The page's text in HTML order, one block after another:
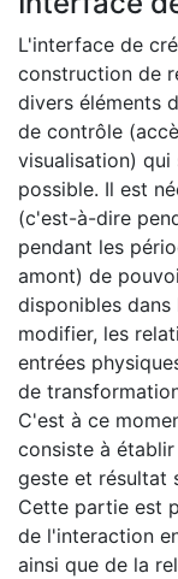
L'interface de
construction de
divers éléments
de contrôle
visualisation)
possible. Il est
(c'est-à-dire
pendant les
amont) de
disponibles
modifier, les
entrées
de
C'est à ce
consiste à
geste et résultat
Cette partie est
de l'interaction
ainsi que de la